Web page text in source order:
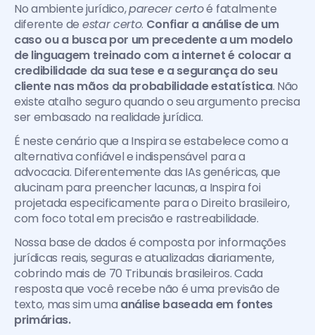
No ambiente jurídico, parecer certo é fatalmente
diferente de estar certo. Confiar a análise de um
caso ou a busca por um precedente a um modelo
de linguagem treinado com a internet é colocar a
credibilidade da sua tese e a segurança do seu
cliente nas mãos da probabilidade estatística. Não
existe atalho seguro quando o seu argumento precisa
ser embasado na realidade jurídica.
É neste cenário que a Inspira se estabelece como a
alternativa confiável e indispensável para a
advocacia. Diferentemente das IAs genéricas, que
alucinam para preencher lacunas, a Inspira foi
projetada especificamente para o Direito brasileiro,
com foco total em precisão e rastreabilidade.
Nossa base de dados é composta por informações
jurídicas reais, seguras e atualizadas diariamente,
cobrindo mais de 70 Tribunais brasileiros. Cada
resposta que você recebe não é uma previsão de
texto, mas sim uma análise baseada em fontes
primárias.